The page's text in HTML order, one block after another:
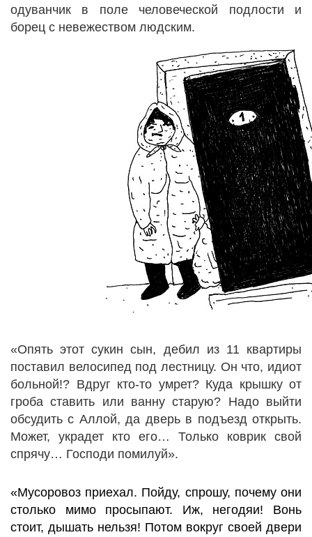
одуванчик в поле человеческой подлости и
борец с невежеством людским.
«Опять этот сукин сын, дебил из 11 квартиры
поставил велосипед под лестницу. Он что, идиот
больной!? Вдруг кто-то умрет? Куда крышку от
гроба ставить или ванну старую? Надо выйти
обсудить с Аллой, да дверь в подъезд открыть.
Может, украдет кто его… Только коврик свой
спрячу… Господи помилуй».
«Мусоровоз приехал. Пойду, спрошу, почему они
столько мимо просыпают. Иж, негодяи! Вонь
стоит, дышать нельзя! Потом вокруг своей двери